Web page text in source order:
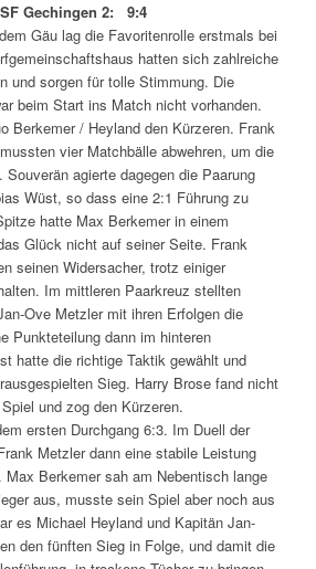
Gechingen 2: 9:4
Gäu lag die Favoritenrolle erstmals bei
hatten sich zahlreiche
und sorgen für tolle Stimmung. Die
beim Start ins Match nicht vorhanden.
Berkemer / Heyland den Kürzeren. Frank
vier Matchbälle abwehren, um die
Souverän agierte dagegen die Paarung
Wüst, so dass eine 2:1 Führung zu
hatte Max Berkemer in einem
Glück nicht auf seiner Seite. Frank
seinen Widersacher, trotz einiger
Im mittleren Paarkreuz stellten
Ove Metzler mit ihren Erfolgen die
Punkteteilung dann im hinteren
hatte die richtige Taktik gewählt und
Sieg. Harry Brose fand nicht
und zog den Kürzeren.
ersten Durchgang 6:3. Im Duell der
Metzler dann eine stabile Leistung
Max Berkemer sah am Nebentisch lange
aus, musste sein Spiel aber noch aus
es Michael Heyland und Kapitän Jan-
den fünften Sieg in Folge, und damit die